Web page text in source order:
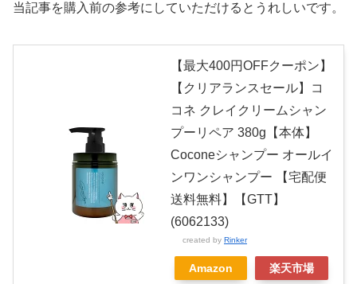
当記事を購入前の参考にしていただけるとうれしいです。
【最大400円OFFクーポン】
【クリアランスセール】コ
コネ クレイクリームシャン
プーリペア 380g【本体】
Coconeシャンプー オールイ
ンワンシャンプー 【宅配便
送料無料】【GTT】
(6062133)
created by Rinker
Amazon 楽天市場